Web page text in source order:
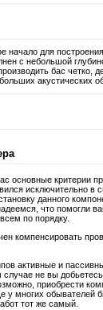
начало для построения
с небольшой
бас четко,
акустических
основные критерии
исключительно в
данного
что помогли
по порядку.
компенсировать
активные и
не вы
приобрести
у многих обывателей
тот же самый.